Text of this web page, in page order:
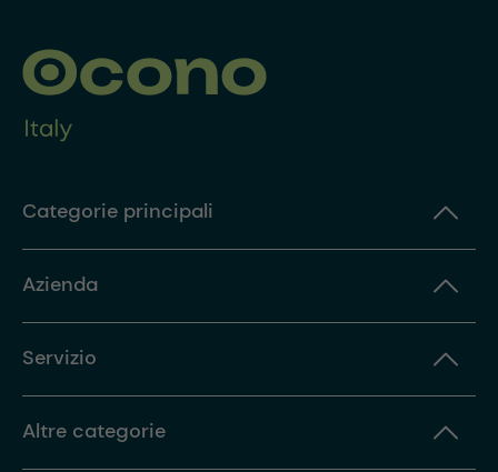
Categorie principali
Azienda
Servizio
Altre categorie